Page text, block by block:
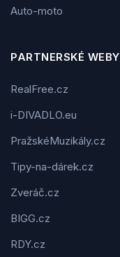
Auto-moto
PARTNERSKÉ WEBY
RealFree.cz
i-DIVADLO.eu
PražskéMuzikály.cz
Tipy-na-dárek.cz
Zveráč.cz
BIGG.cz
RDY.cz